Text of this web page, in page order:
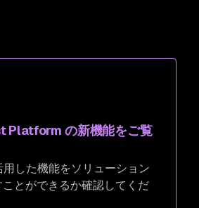
Platform の新機能をご覧
した機能をソリューション
とができるか確認してくだ